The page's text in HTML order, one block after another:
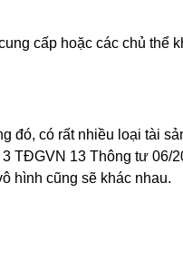
cấp hoặc các chủ thể
đó, có rất nhiều loại tài
TĐGVN 13 Thông tư 06/
hình cũng sẽ khác nhau.